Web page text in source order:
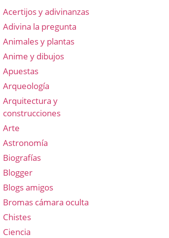
Acertijos y adivinanzas
Adivina la pregunta
Animales y plantas
Anime y dibujos
Apuestas
Arqueología
Arquitectura y
construcciones
Arte
Astronomía
Biografías
Blogger
Blogs amigos
Bromas cámara oculta
Chistes
Ciencia